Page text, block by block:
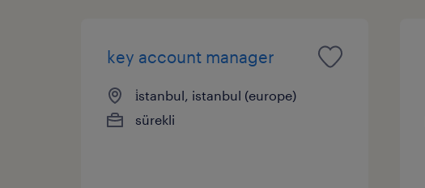
key account manager
i̇stanbul, istanbul (europe)
sürekli